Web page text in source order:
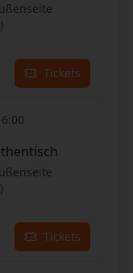
Tickets
Tickets